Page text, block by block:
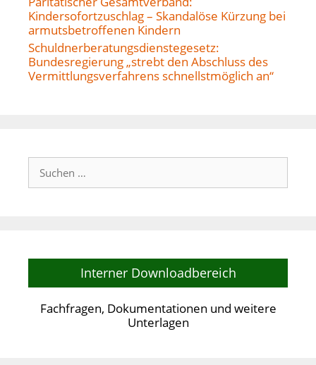
Kindersofortzuschlag – Skandalöse Kürzung bei
armutsbetroffenen Kindern
Schuldnerberatungsdienstegesetz:
Bundesregierung „strebt den Abschluss des
Vermittlungsverfahrens schnellstmöglich an“
Suchen
nach:
Interner Downloadbereich
Fachfragen, Dokumentationen und weitere
Unterlagen